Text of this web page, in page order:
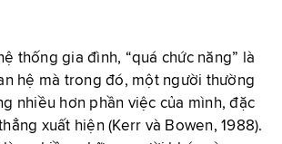
thống gia đình, “quá chức năng” là
hệ mà trong đó, một người thường
nhiều hơn phần việc của mình, đặc
xuất hiện (Kerr và Bowen, 1988).